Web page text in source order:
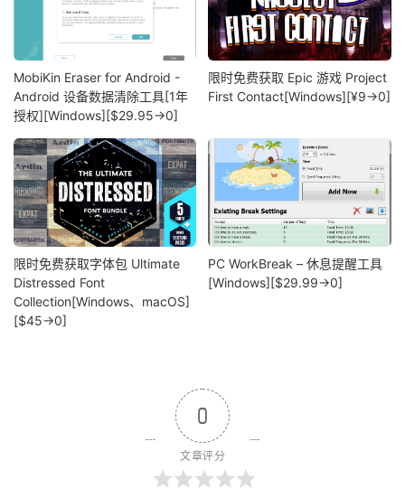
MobiKin Eraser for Android -
Android 设备数据清除工具[1年
授权][Windows][$29.95→0]
限时免费获取 Epic 游戏 Project
First Contact[Windows][¥9→0]
限时免费获取字体包 Ultimate
Distressed Font
Collection[Windows、macOS]
[$45→0]
PC WorkBreak – 休息提醒工具
[Windows][$29.99→0]
0
文章评分